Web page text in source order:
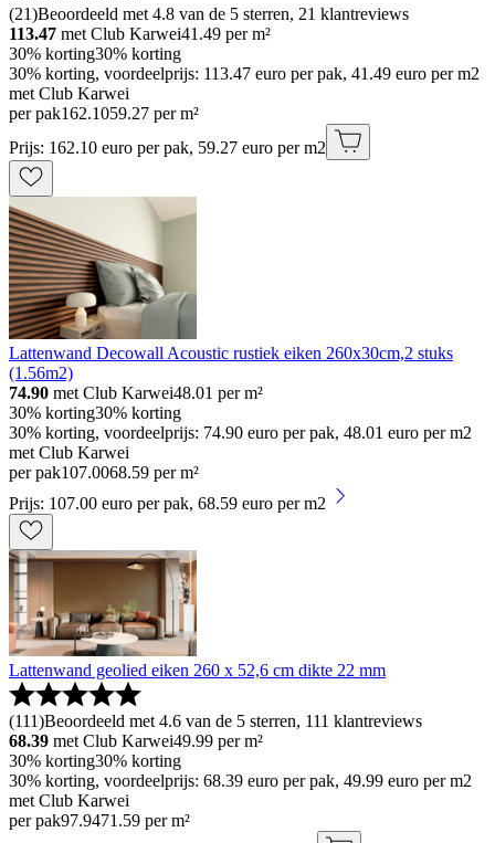
(21)Beoordeeld met 4.8 van de 5 sterren, 21 klantreviews
113.47 met Club Karwei41.49 per m²
30% korting30% korting
30% korting, voordeelprijs: 113.47 euro per pak, 41.49 euro per m2
met Club Karwei
per pak162.1059.27 per m²
Prijs: 162.10 euro per pak, 59.27 euro per m2
Lattenwand Decowall Acoustic rustiek eiken 260x30cm,2 stuks
(1.56m2)
74.90 met Club Karwei48.01 per m²
30% korting30% korting
30% korting, voordeelprijs: 74.90 euro per pak, 48.01 euro per m2
met Club Karwei
per pak107.0068.59 per m²
Prijs: 107.00 euro per pak, 68.59 euro per m2
Lattenwand geolied eiken 260 x 52,6 cm dikte 22 mm
(111)Beoordeeld met 4.6 van de 5 sterren, 111 klantreviews
68.39 met Club Karwei49.99 per m²
30% korting30% korting
30% korting, voordeelprijs: 68.39 euro per pak, 49.99 euro per m2
met Club Karwei
per pak97.9471.59 per m²